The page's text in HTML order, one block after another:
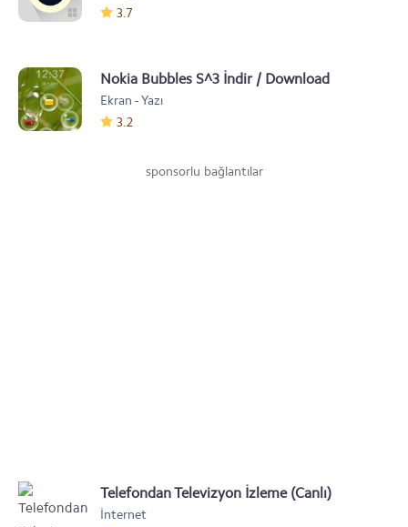
3.7
Nokia Bubbles S^3 İndir / Download
Ekran - Yazı
3.2
sponsorlu bağlantılar
Telefondan Televizyon İzleme (Canlı)
İnternet